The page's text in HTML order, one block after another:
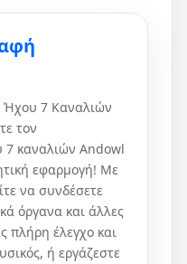
Ήχου 7 Καναλιών
τον
7 καναλιών Andowl
εφαρμογή! Με
να συνδέσετε
όργανα και άλλες
πλήρη έλεγχο και
ή εργάζεστε